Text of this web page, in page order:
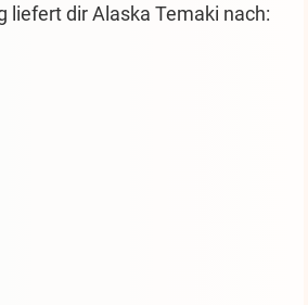
liefert dir Alaska Temaki nach: